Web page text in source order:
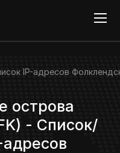
IP-адресов
острова
- Список/